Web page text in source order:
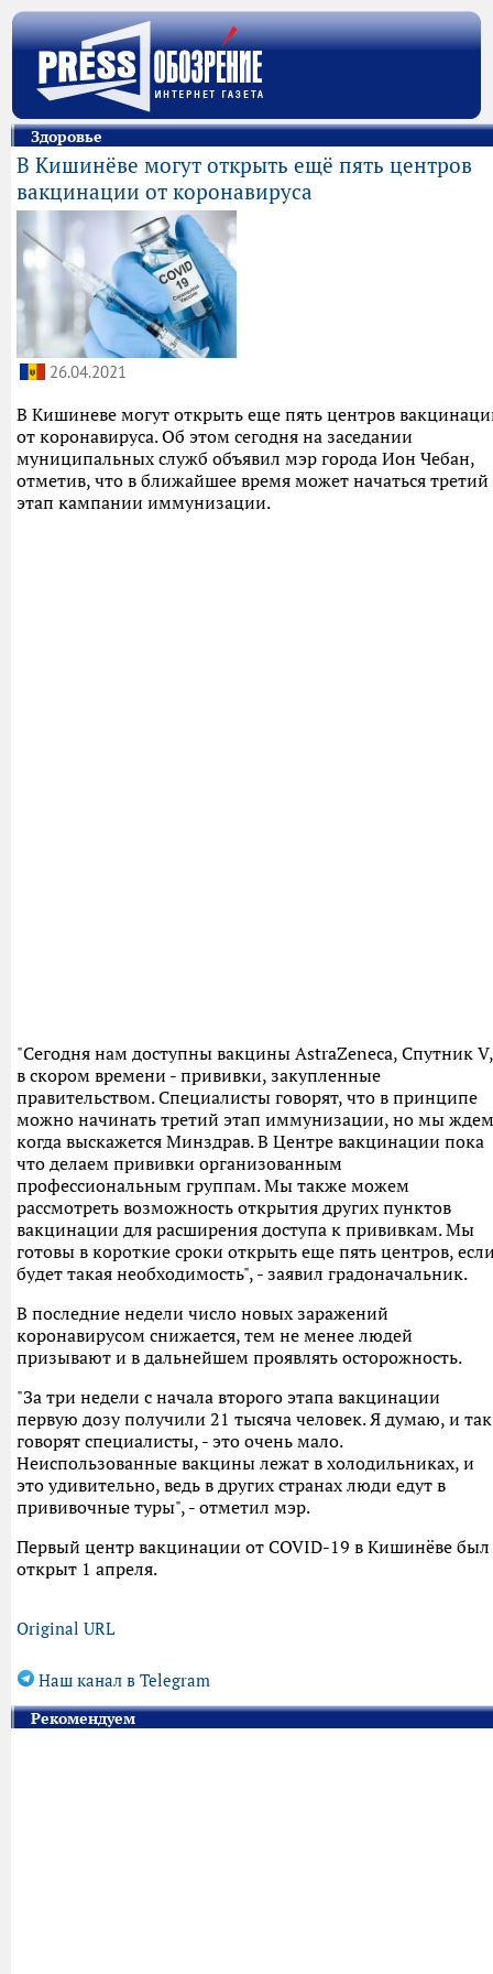
Здоровье
В Кишинёве могут открыть ещё пять центров
вакцинации от коронавируса
26.04.2021
В Кишиневе могут открыть еще пять центров
от коронавируса. Об этом сегодня на заседании
муниципальных служб объявил мэр города Ион Чебан,
отметив, что в ближайшее время может начаться третий
этап кампании иммунизации.
"Сегодня нам доступны вакцины AstraZeneca, Спутник V,
в скором времени - прививки, закупленные
правительством. Специалисты говорят, что в принципе
можно начинать третий этап иммунизации, но мы
когда выскажется Минздрав. В Центре вакцинации пока
что делаем прививки организованным
профессиональным группам. Мы также можем
рассмотреть возможность открытия других пунктов
вакцинации для расширения доступа к прививкам. Мы
готовы в короткие сроки открыть еще пять центров,
будет такая необходимость", - заявил градоначальник.
В последние недели число новых заражений
коронавирусом снижается, тем не менее людей
призывают и в дальнейшем проявлять осторожность.
"За три недели с начала второго этапа вакцинации
первую дозу получили 21 тысяча человек. Я думаю, и так
говорят специалисты, - это очень мало.
Неиспользованные вакцины лежат в холодильниках, и
это удивительно, ведь в других странах люди едут в
прививочные туры", - отметил мэр.
Первый центр вакцинации от COVID-19 в Кишинёве был
открыт 1 апреля.
Original URL
Наш канал в Telegram
Рекомендуем